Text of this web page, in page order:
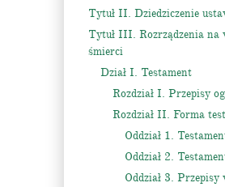
Tytuł II. Dziedziczenie
Tytuł III. Rozrządzenia na
śmierci
Dział I. Testament
Rozdział I. Przepisy
Rozdział II. Forma
Oddział 1.
Oddział 2.
Oddział 3. Przepisy